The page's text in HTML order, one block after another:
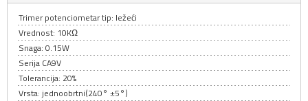
Trimer potenciometar tip: ležeći
Vrednost: 10KΩ
Snaga: 0.15W
Serija CA9V
Tolerancija: 20%
Vrsta: jednoobrtni(240° ±5°)